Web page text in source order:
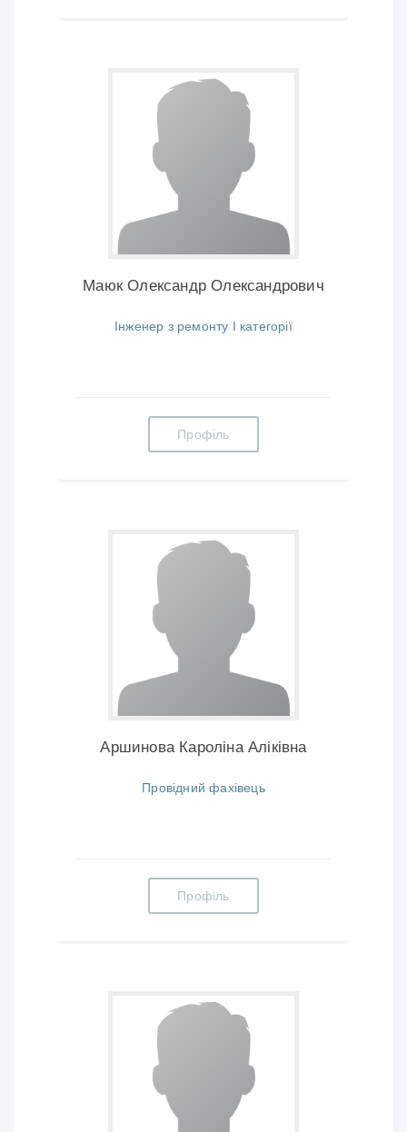
Маюк Олександр Олександрович
Інженер з ремонту І категорії
Профіль
Аршинова Кароліна Аліківна
Провідний фахівець
Профіль